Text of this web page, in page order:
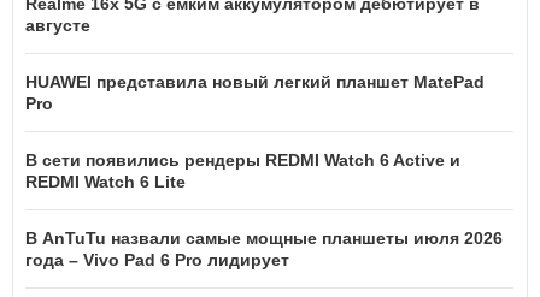
августе
HUAWEI представила новый легкий планшет MatePad
Pro
В сети появились рендеры REDMI Watch 6 Active и
REDMI Watch 6 Lite
В AnTuTu назвали самые мощные планшеты июля 2026
года – Vivo Pad 6 Pro лидирует